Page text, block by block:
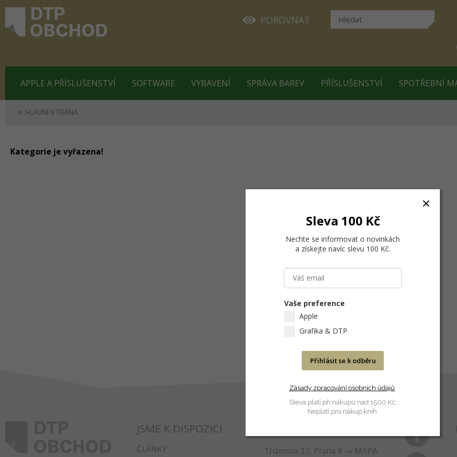
POROVNAT
APPLE A PŘÍSLUŠENSTVÍ SOFTWARE VYBAVENÍ SPRÁVA BAREV PŘÍSLUŠENSTVÍ SPOTŘEBNÍ
HLAVNÍ STRANA
Kategorie je vyřazena!
JSME K DISPOZICI
ČLÁNKY Thámova 32, Praha 8
MAPA
Sleva 100 Kč
Nechte se informovat o novinkách
a získejte navíc slevu 100 Kč.
Vaše preference
Apple
Grafika & DTP
Přihlásit se k odběru
Zásady zpracování osobních údajů.
Sleva platí při nákupu nad 1500 Kč.
Neplatí pro nákup knih.